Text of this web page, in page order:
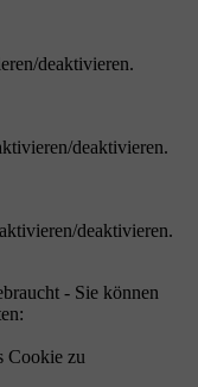
deaktivieren.
deaktivieren.
deaktivieren.
- Sie können
Cookie zu